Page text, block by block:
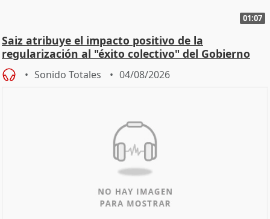
01:07
Saiz atribuye el impacto positivo de la
regularización al "éxito colectivo" del Gobierno
Sonido Totales 04/08/2026